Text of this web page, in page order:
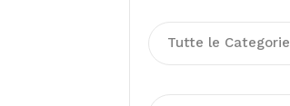
Tutte le Categorie